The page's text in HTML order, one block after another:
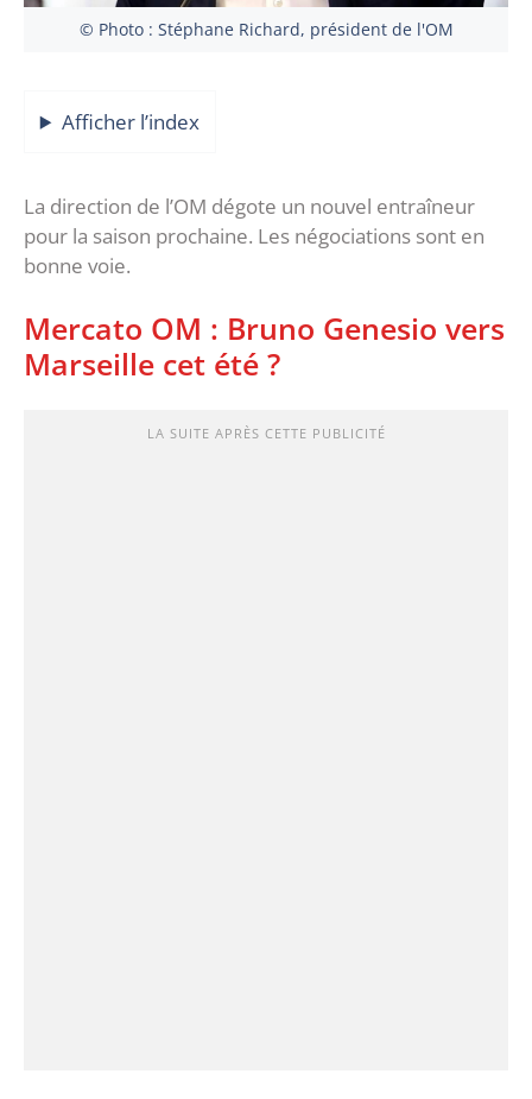
© Photo : Stéphane Richard, président de l'OM
Afficher l’index
La direction de l’OM dégote un nouvel entraîneur
pour la saison prochaine. Les négociations sont en
bonne voie.
Mercato OM : Bruno Genesio vers
Marseille cet été ?
LA SUITE APRÈS CETTE PUBLICITÉ